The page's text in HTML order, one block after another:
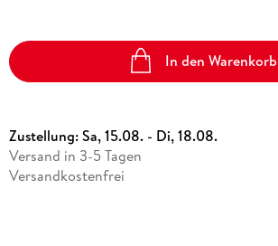
In den Warenkorb
Zustellung:Sa, 15.08. - Di, 18.08.
Versand in 3-5 Tagen
Versandkostenfrei